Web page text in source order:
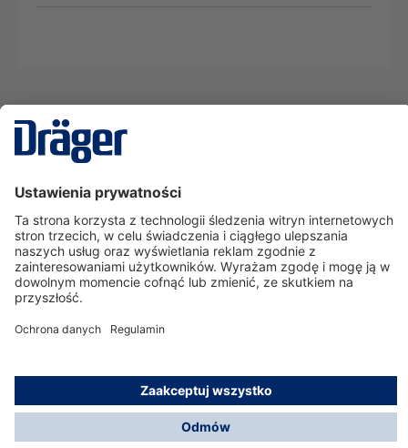
Serwisowa linia hotline
O nas
Korzystanie ze sklepu
© Dräger Polska Sp. z o.o., 2025
*Wszystkie ceny bez VAT, na warunkach opisanych w